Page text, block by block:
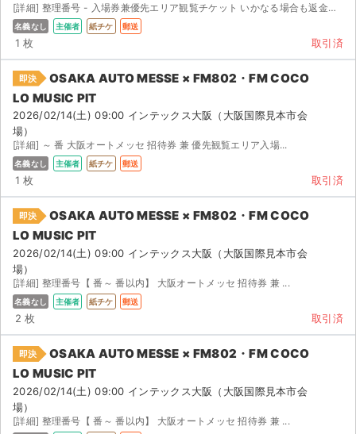
[詳細] 整理番号 - 入場券兼優先エリア観覧チケット いかなる場合も返金不可
名義なし 主催者 紙チケ 郵送
1 枚 取引済
即決
OSAKA AUTO MESSE × FM802・FM COCO
LO MUSIC PIT
2026/02/14(土) 09:00 インテックス大阪（大阪国際見本市会
場）
[詳細] ～ 番 大阪オートメッセ 招待券 兼 優先観覧エリア入場...
名義なし 主催者 紙チケ 郵送
1 枚 取引済
即決
OSAKA AUTO MESSE × FM802・FM COCO
LO MUSIC PIT
2026/02/14(土) 09:00 インテックス大阪（大阪国際見本市会
場）
[詳細] 整理番号【 番～ 番以内】 大阪オートメッセ 招待券 兼 ...
名義なし 主催者 紙チケ 郵送
2 枚 取引済
即決
OSAKA AUTO MESSE × FM802・FM COCO
LO MUSIC PIT
2026/02/14(土) 09:00 インテックス大阪（大阪国際見本市会
場）
[詳細] 整理番号【 番～ 番以内】 大阪オートメッセ 招待券 兼 ...